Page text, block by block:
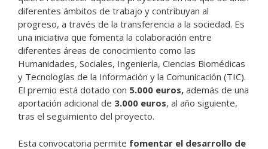
diferentes ámbitos de trabajo y contribuyan al
progreso, a través de la transferencia a la sociedad. Es
una iniciativa que fomenta la colaboración entre
diferentes áreas de conocimiento como las
Humanidades, Sociales, Ingeniería, Ciencias Biomédicas
y Tecnologías de la Información y la Comunicación (TIC).
El premio está dotado con 5.000 euros, además de una
aportación adicional de 3.000 euros, al año siguiente,
tras el seguimiento del proyecto.
Esta convocatoria permite fomentar el desarrollo de